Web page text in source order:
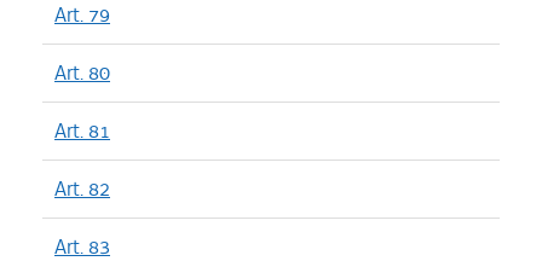
Art. 79
Art. 80
Art. 81
Art. 82
Art. 83